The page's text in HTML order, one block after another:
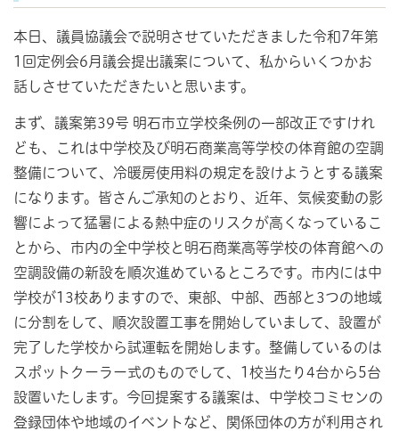
本日、議員協議会で説明させていただきました令和7年第
1回定例会6月議会提出議案について、私からいくつかお
話しさせていただきたいと思います。
まず、議案第39号 明石市立学校条例の一部改正ですけれ
ども、これは中学校及び明石商業高等学校の体育館の空調
整備について、冷暖房使用料の規定を設けようとする議案
になります。皆さんご承知のとおり、近年、気候変動の影
響によって猛暑による熱中症のリスクが高くなっているこ
とから、市内の全中学校と明石商業高等学校の体育館への
空調設備の新設を順次進めているところです。市内には中
学校が13校ありますので、東部、中部、西部と3つの地域
に分割をして、順次設置工事を開始していまして、設置が
完了した学校から試運転を開始します。整備しているのは
スポットクーラー式のものでして、1校当たり4台から5台
設置いたします。今回提案する議案は、中学校コミセンの
登録団体や地域のイベントなど、関係団体の方が利用され